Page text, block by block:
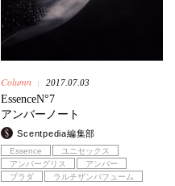
Column 2017.07.03
EssenceN°7
アンバーノート
Scentpedia編集部
Essence
ユニセックス
アンバーグリス
アンバー
プラダ
ラルチザンパフューム